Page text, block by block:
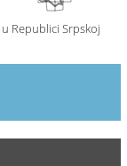
u Republici Srpskoj